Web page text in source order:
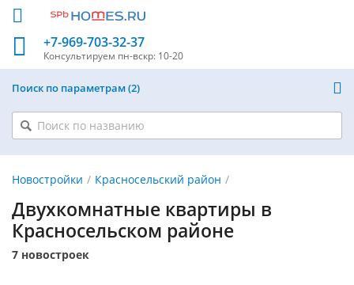
+7-969-703-32-37
Консультируем пн-вскр: 10-20
Поиск по параметрам 2
Новостройки Красносельский район
Двухкомнатные квартиры в
Красносельском районе
7 новостроек